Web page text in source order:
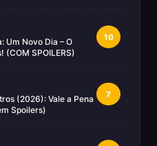
Um Novo Dia – O
(COM SPOILERS)
10
(2026): Vale a Pena
Spoilers)
7